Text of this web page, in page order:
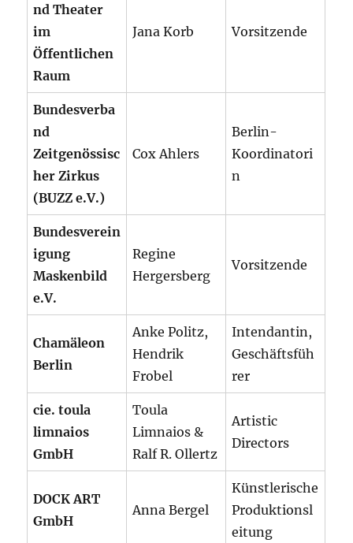
nd Theater
im
Öffentlichen
Raum
Jana Korb Vorsitzende
Bundesverba
nd
Zeitgenössisc
her Zirkus
(BUZZ e.V.)
Cox Ahlers
Berlin-
Koordinatori
n
Bundesverein
igung
Maskenbild
e.V.
Regine
Hergersberg
Vorsitzende
Chamäleon
Berlin
Anke Politz,
Hendrik
Frobel
Intendantin,
Geschäftsfüh
rer
cie. toula
limnaios
GmbH
Toula
Limnaios &
Ralf R. Ollertz
Artistic
Directors
DOCK ART
GmbH
Anna Bergel
Künstlerische
Produktionsl
eitung